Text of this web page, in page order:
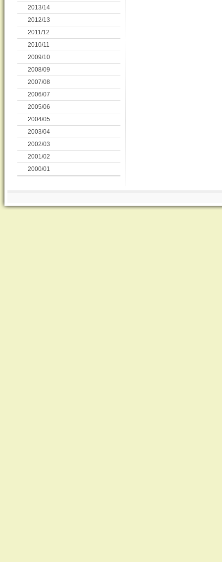
2013/14
2012/13
2011/12
2010/11
2009/10
2008/09
2007/08
2006/07
2005/06
2004/05
2003/04
2002/03
2001/02
2000/01